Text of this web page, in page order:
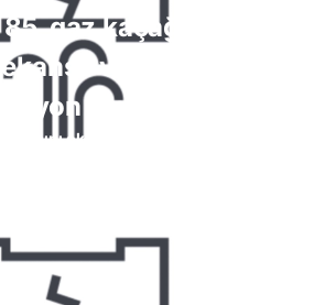
gaz kaçağı için
ve kimyasal
testleri
Devamını okuyun